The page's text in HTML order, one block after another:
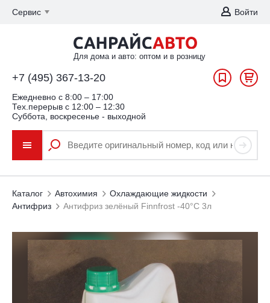
Сервис Войти
Для дома и авто: оптом и в розницу
+7 (495) 367-13-20
Ежедневно c 8:00 – 17:00
Тех.перерыв с 12:00 – 12:30
Суббота, воскресенье - выходной
Каталог Автохимия
Охлаждающие жидкости
Антифриз
Антифриз зелёный Finnfrost -40°С 3л